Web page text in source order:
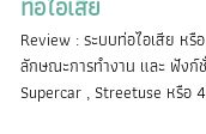
Review : ระบบท่อไอเสีย ห
ลักษณะการทำงาน และ ฟังก์
Supercar , Streetuse หรือ